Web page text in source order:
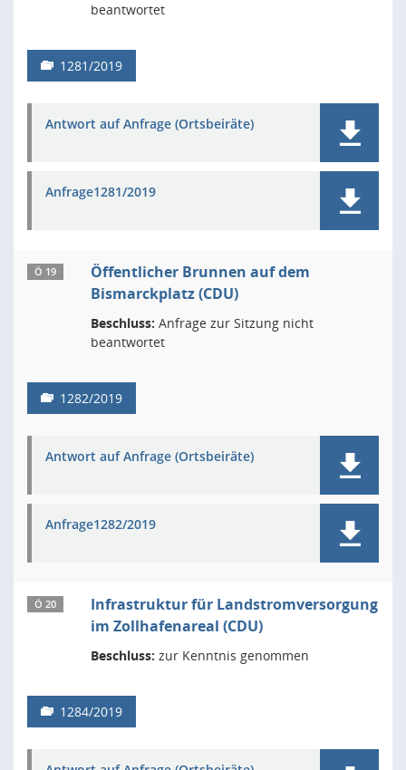
beantwortet
1281/2019
Antwort auf Anfrage (Ortsbeiräte)
Anfrage1281/2019
Ö 19
Öffentlicher Brunnen auf dem
Bismarckplatz (CDU)
Beschluss: Anfrage zur Sitzung nicht
beantwortet
1282/2019
Antwort auf Anfrage (Ortsbeiräte)
Anfrage1282/2019
Ö 20
Infrastruktur für Landstromversorgung
im Zollhafenareal (CDU)
Beschluss: zur Kenntnis genommen
1284/2019